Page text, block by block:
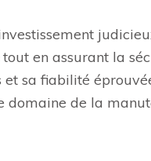
en assurant la
sa fiabilité
de la